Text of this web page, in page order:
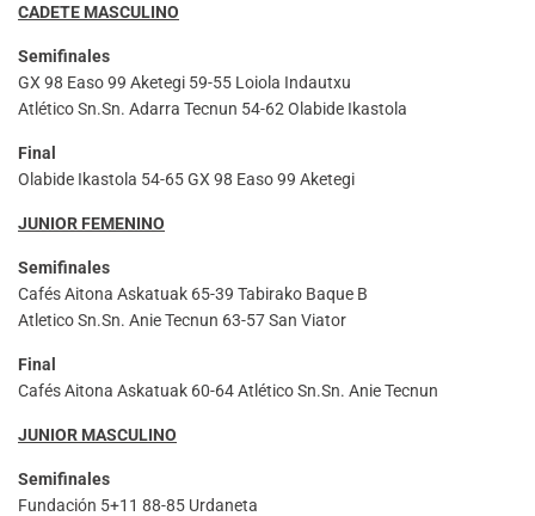
CADETE MASCULINO
Semifinales
GX 98 Easo 99 Aketegi 59-55 Loiola Indautxu
Atlético Sn.Sn. Adarra Tecnun 54-62 Olabide Ikastola
Final
Olabide Ikastola 54-65 GX 98 Easo 99 Aketegi
JUNIOR FEMENINO
Semifinales
Cafés Aitona Askatuak 65-39 Tabirako Baque B
Atletico Sn.Sn. Anie Tecnun 63-57 San Viator
Final
Cafés Aitona Askatuak 60-64 Atlético Sn.Sn. Anie Tecnun
JUNIOR MASCULINO
Semifinales
Fundación 5+11 88-85 Urdaneta